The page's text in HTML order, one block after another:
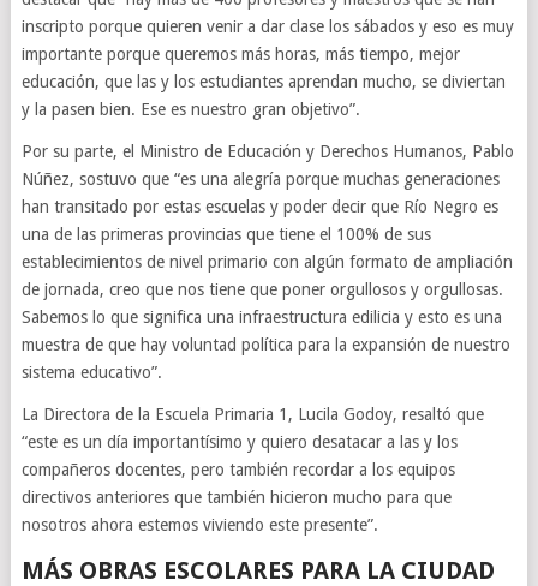
inscripto porque quieren venir a dar clase los sábados y eso es muy
importante porque queremos más horas, más tiempo, mejor
educación, que las y los estudiantes aprendan mucho, se diviertan
y la pasen bien. Ese es nuestro gran objetivo”.
Por su parte, el Ministro de Educación y Derechos Humanos, Pablo
Núñez, sostuvo que “es una alegría porque muchas generaciones
han transitado por estas escuelas y poder decir que Río Negro es
una de las primeras provincias que tiene el 100% de sus
establecimientos de nivel primario con algún formato de ampliación
de jornada, creo que nos tiene que poner orgullosos y orgullosas.
Sabemos lo que significa una infraestructura edilicia y esto es una
muestra de que hay voluntad política para la expansión de nuestro
sistema educativo”.
La Directora de la Escuela Primaria 1, Lucila Godoy, resaltó que
“este es un día importantísimo y quiero desatacar a las y los
compañeros docentes, pero también recordar a los equipos
directivos anteriores que también hicieron mucho para que
nosotros ahora estemos viviendo este presente”.
MÁS OBRAS ESCOLARES PARA LA CIUDAD